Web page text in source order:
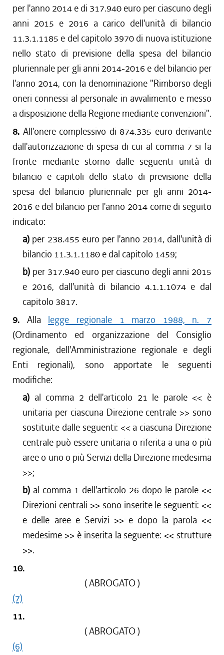
per l'anno 2014 e di 317.940 euro per ciascuno degli
anni 2015 e 2016 a carico dell'unità di bilancio
11.3.1.1185 e del capitolo 3970 di nuova istituzione
nello stato di previsione della spesa del bilancio
pluriennale per gli anni 2014-2016 e del bilancio per
l'anno 2014, con la denominazione "Rimborso degli
oneri connessi al personale in avvalimento e messo
a disposizione della Regione mediante convenzioni".
8. All'onere complessivo di 874.335 euro derivante
dall'autorizzazione di spesa di cui al comma 7 si fa
fronte mediante storno dalle seguenti unità di
bilancio e capitoli dello stato di previsione della
spesa del bilancio pluriennale per gli anni 2014-
2016 e del bilancio per l'anno 2014 come di seguito
indicato:
a) per 238.455 euro per l'anno 2014, dall'unità di
bilancio 11.3.1.1180 e dal capitolo 1459;
b) per 317.940 euro per ciascuno degli anni 2015
e 2016, dall'unità di bilancio 4.1.1.1074 e dal
capitolo 3817.
9. Alla legge regionale 1 marzo 1988, n. 7
(Ordinamento ed organizzazione del Consiglio
regionale, dell'Amministrazione regionale e degli
Enti regionali), sono apportate le seguenti
modifiche:
a) al comma 2 dell'articolo 21 le parole << è
unitaria per ciascuna Direzione centrale >> sono
sostituite dalle seguenti: << a ciascuna Direzione
centrale può essere unitaria o riferita a una o più
aree o uno o più Servizi della Direzione medesima
>>;
b) al comma 1 dell'articolo 26 dopo le parole <<
Direzioni centrali >> sono inserite le seguenti: <<
e delle aree e Servizi >> e dopo la parola <<
medesime >> è inserita la seguente: << strutture
>>.
10.
( ABROGATO )
(7)
11.
( ABROGATO )
(6)